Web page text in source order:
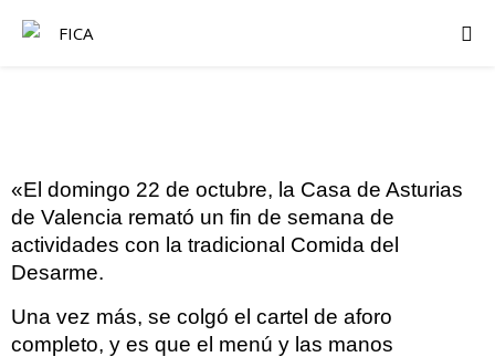
«El domingo 22 de octubre, la Casa de Asturias
de Valencia remató un fin de semana de
actividades con la tradicional Comida del
Desarme.
Una vez más, se colgó el cartel de aforo
completo, y es que el menú y las manos